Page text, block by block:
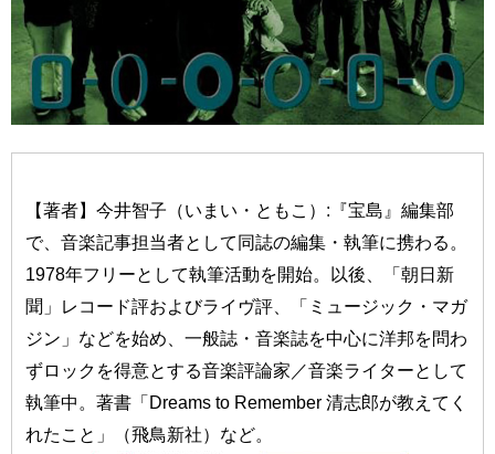
【著者】今井智子（いまい・ともこ）:『宝島』編集部
で、音楽記事担当者として同誌の編集・執筆に携わる。
1978年フリーとして執筆活動を開始。以後、「朝日新
聞」レコード評およびライヴ評、「ミュージック・マガ
ジン」などを始め、一般誌・音楽誌を中心に洋邦を問わ
ずロックを得意とする音楽評論家／音楽ライターとして
執筆中。著書「Dreams to Remember 清志郎が教えてく
れたこと」（飛鳥新社）など。